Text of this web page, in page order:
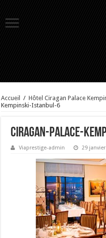
Accueil / Hôtel Ciragan Palace
Kempinski-Istanbul-6
Ciragan-Palace-
Viaprestige-admin 29